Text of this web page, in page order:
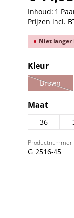
Inhoud: 1
Prijzen incl.
Niet langer
Selecteer
Kleur
Brown
(Deze
Selecteer
Maat
36
Productnummer:
G_2516-45